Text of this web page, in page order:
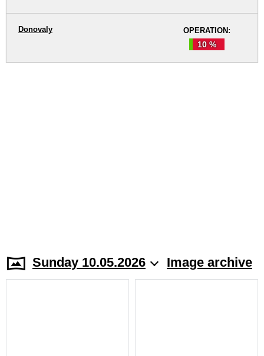
OPERATION:
10 %
Donovaly
Sunday 10.05.2026 Image archive